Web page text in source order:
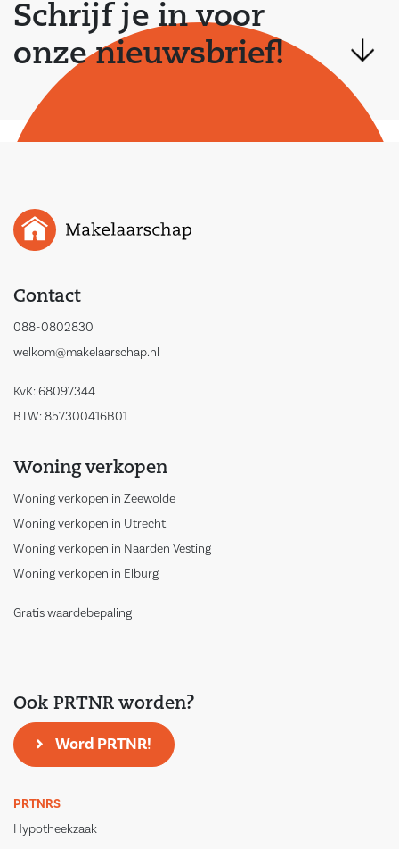
Schrijf je in voor
onze nieuwsbrief!
Contact
088-0802830
welkom@makelaarschap.nl
KvK: 68097344
BTW: 857300416B01
Woning verkopen
Woning verkopen in Zeewolde
Woning verkopen in Utrecht
Woning verkopen in Naarden Vesting
Woning verkopen in Elburg
Gratis waardebepaling
Ook PRTNR worden?
Word PRTNR!
PRTNRS
Hypotheekzaak